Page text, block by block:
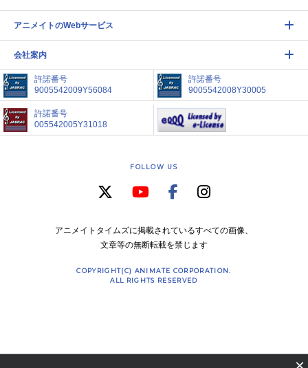
アニメイトのWebサービス
会社案内
許諾番号
9005542009Y56084
許諾番号
9005542008Y30005
許諾番号
005542005Y31018
FOLLOW US
アニメイトタイムズに掲載されているすべての画像、
文章等の無断転載を禁じます
COPYRIGHT(C) ANIMATE CORPORATION.
ALL RIGHTS RESERVED